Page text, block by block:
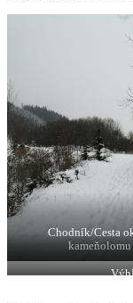
Chodník/Cesta
kameňolomu